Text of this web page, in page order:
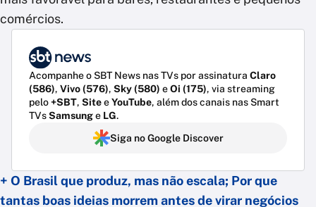
comércios.
Acompanhe o SBT News nas TVs por assinatura Claro
(586), Vivo (576), Sky (580) eOi (175), via streaming
pelo+SBT, SiteeYouTube, além dos canais nas Smart
TVsSamsunge LG.
Siga no Google Discover
+ O Brasil que produz, mas não escala; Por que
tantas boas ideias morrem antes de virar negócios